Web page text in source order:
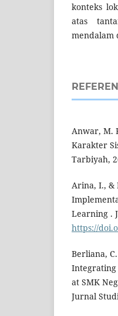
konteks
atas
mendalam
Anwar, M.
Karakter
Tarbiyah,
Arina, I., &
Learning .
https://
Berliana,
Integrating
at SMK
Jurnal